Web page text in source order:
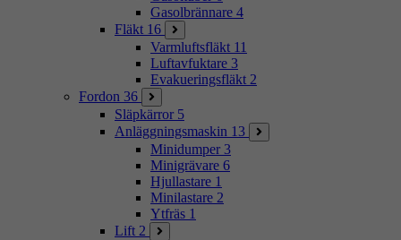
Gasolbrännare 4
Fläkt 16
Varmluftsfläkt 11
Luftavfuktare 3
Evakueringsfläkt 2
Fordon 36
Släpkärror 5
Anläggningsmaskin 13
Minidumper 3
Minigrävare 6
Hjullastare 1
Minilastare 2
Ytfräs 1
Lift 2